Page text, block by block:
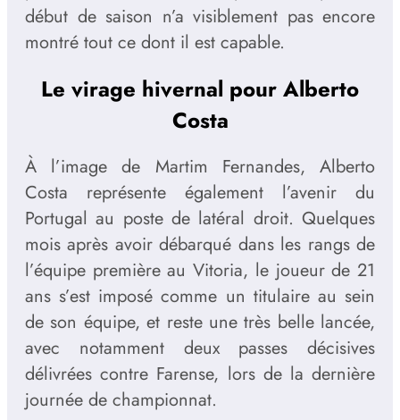
début de saison n’a visiblement pas encore
montré tout ce dont il est capable.
Le virage hivernal pour Alberto
Costa
À l’image de Martim Fernandes, Alberto
Costa représente également l’avenir du
Portugal au poste de latéral droit. Quelques
mois après avoir débarqué dans les rangs de
l’équipe première au Vitoria, le joueur de 21
ans s’est imposé comme un titulaire au sein
de son équipe, et reste une très belle lancée,
avec notamment deux passes décisives
délivrées contre Farense, lors de la dernière
journée de championnat.